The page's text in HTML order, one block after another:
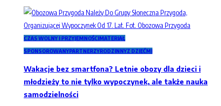
CZAS WOLNY I PRZYJEMNOŚCIMATERIAŁ
SPONSOROWANYPARTNERZYRODZINNYZ DZIEĆMI
Wakacje bez smartfona? Letnie obozy dla dzieci i
młodzieży to nie tylko wypoczynek, ale także nauka
samodzielności